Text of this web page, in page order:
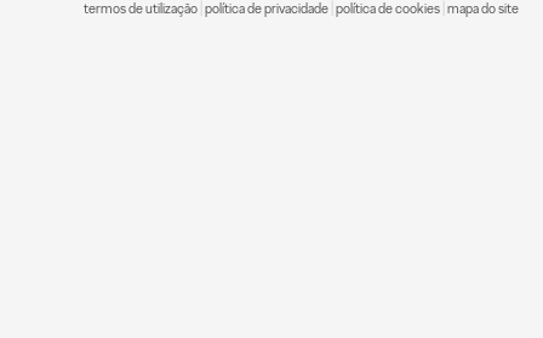
termos de utilização política de privacidade política de cookies mapa do site